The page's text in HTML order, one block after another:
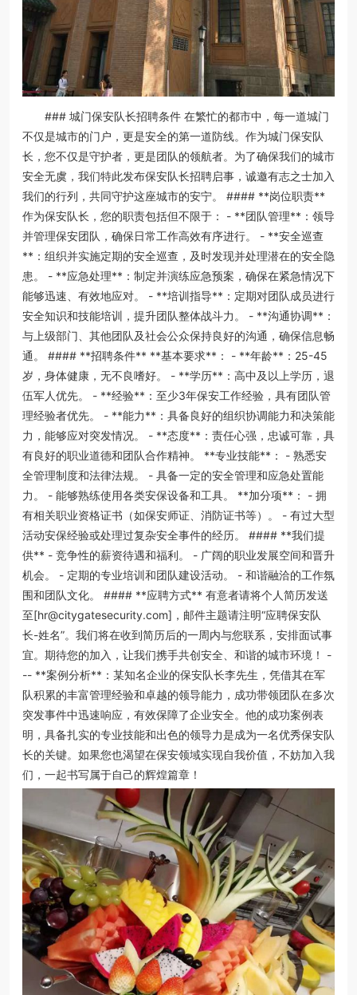
### 城门保安队长招聘条件 在繁忙的都市中，每一道城门
不仅是城市的门户，更是安全的第一道防线。作为城门保安队
长，您不仅是守护者，更是团队的领航者。为了确保我们的城市
安全无虞，我们特此发布保安队长招聘启事，诚邀有志之士加入
我们的行列，共同守护这座城市的安宁。 #### **岗位职责**
作为保安队长，您的职责包括但不限于： - **团队管理**：领导
并管理保安团队，确保日常工作高效有序进行。 - **安全巡查
**：组织并实施定期的安全巡查，及时发现并处理潜在的安全隐
患。 - **应急处理**：制定并演练应急预案，确保在紧急情况下
能够迅速、有效地应对。 - **培训指导**：定期对团队成员进行
安全知识和技能培训，提升团队整体战斗力。 - **沟通协调**：
与上级部门、其他团队及社会公众保持良好的沟通，确保信息畅
通。 #### **招聘条件** **基本要求**： - **年龄**：25-45
岁，身体健康，无不良嗜好。 - **学历**：高中及以上学历，退
伍军人优先。 - **经验**：至少3年保安工作经验，具有团队管
理经验者优先。 - **能力**：具备良好的组织协调能力和决策能
力，能够应对突发情况。 - **态度**：责任心强，忠诚可靠，具
有良好的职业道德和团队合作精神。 **专业技能**： - 熟悉安
全管理制度和法律法规。 - 具备一定的安全管理和应急处置能
力。 - 能够熟练使用各类安保设备和工具。 **加分项**： - 拥
有相关职业资格证书（如保安师证、消防证书等）。 - 有过大型
活动安保经验或处理过复杂安全事件的经历。 #### **我们提
供** - 竞争性的薪资待遇和福利。 - 广阔的职业发展空间和晋升
机会。 - 定期的专业培训和团队建设活动。 - 和谐融洽的工作氛
围和团队文化。 #### **应聘方式** 有意者请将个人简历发送
至[hr@citygatesecurity.com]，邮件主题请注明“应聘保安队
长-姓名”。我们将在收到简历后的一周内与您联系，安排面试事
宜。期待您的加入，让我们携手共创安全、和谐的城市环境！ -
-- **案例分析**：某知名企业的保安队长李先生，凭借其在军
队积累的丰富管理经验和卓越的领导能力，成功带领团队在多次
突发事件中迅速响应，有效保障了企业安全。他的成功案例表
明，具备扎实的专业技能和出色的领导力是成为一名优秀保安队
长的关键。如果您也渴望在保安领域实现自我价值，不妨加入我
们，一起书写属于自己的辉煌篇章！